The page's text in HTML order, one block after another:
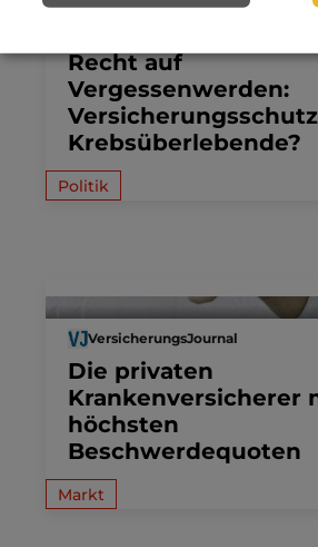
Recht auf
Vergessenwerden:
Krebsüberlebende?
Politik
VersicherungsJournal
Die privaten
Krankenversicherer
höchsten
Beschwerdequoten
Markt